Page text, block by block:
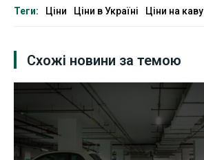
Теги: Ціни Ціни в Україні Ціни на каву
Схожі новини за темою